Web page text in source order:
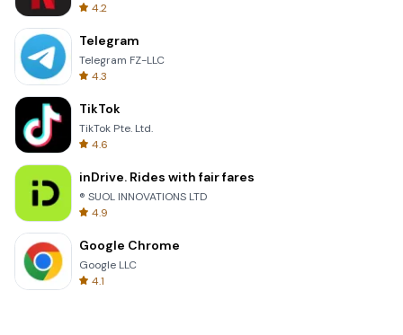
4.2
Telegram
Telegram FZ-LLC
4.3
TikTok
TikTok Pte. Ltd.
4.6
inDrive. Rides with fair fares
® SUOL INNOVATIONS LTD
4.9
Google Chrome
Google LLC
4.1